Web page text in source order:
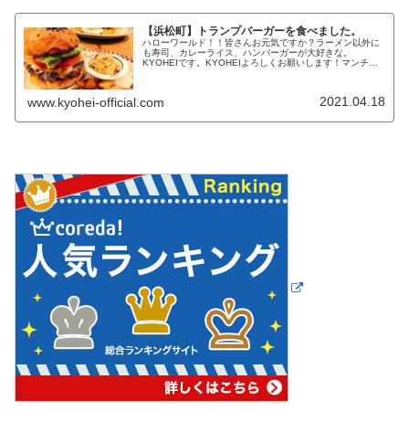
【浜松町】トランプバーガーを食べました。
ハローワールド！！皆さんお元気ですか？ラーメン以外に
も寿司、カレーライス、ハンバーガーが大好きな。
KYOHEIです。KYOHEIよろしくお願いします！マンチズ
www.kyohei-official.com 2021.04.18